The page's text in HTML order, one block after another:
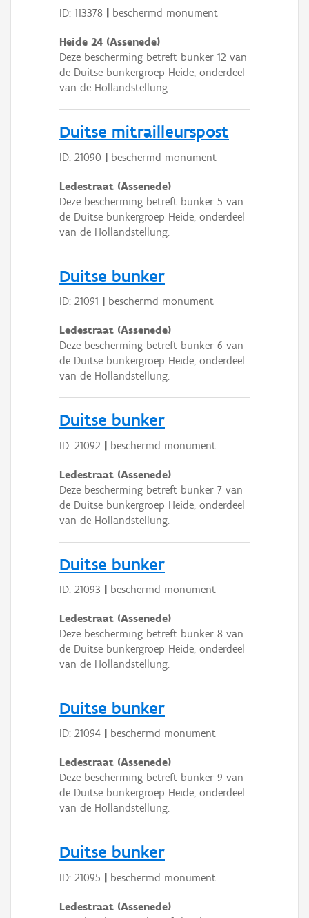
ID: 113378 beschermd monument
Heide 24 (Assenede)
Deze bescherming betreft bunker 12 van
de Duitse bunkergroep Heide, onderdeel
van de Hollandstellung.
Duitse mitrailleurspost
ID: 21090 | beschermd monument
Ledestraat (Assenede)
Deze bescherming betreft bunker 5 van
de Duitse bunkergroep Heide, onderdeel
van de Hollandstellung.
Duitse bunker
ID: 21091 | beschermd monument
Ledestraat (Assenede)
Deze bescherming betreft bunker 6 van
de Duitse bunkergroep Heide, onderdeel
van de Hollandstellung.
Duitse bunker
ID: 21092 | beschermd monument
Ledestraat (Assenede)
Deze bescherming betreft bunker 7 van
de Duitse bunkergroep Heide, onderdeel
van de Hollandstellung.
Duitse bunker
ID: 21093 | beschermd monument
Ledestraat (Assenede)
Deze bescherming betreft bunker 8 van
de Duitse bunkergroep Heide, onderdeel
van de Hollandstellung.
Duitse bunker
ID: 21094 beschermd monument
Ledestraat (Assenede)
Deze bescherming betreft bunker 9 van
de Duitse bunkergroep Heide, onderdeel
van de Hollandstellung.
Duitse bunker
ID: 21095 | beschermd monument
Ledestraat (Assenede)